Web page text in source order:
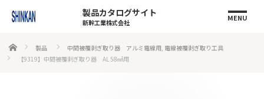
製品カタログサイト
新幹工業株式会社 MENU
ホーム 製品 中間被覆剥ぎ取り器 アルミ電線用, 電線被覆剥ぎ取り工具
【9319】中間被覆剥ぎ取り器 AL 58㎟用